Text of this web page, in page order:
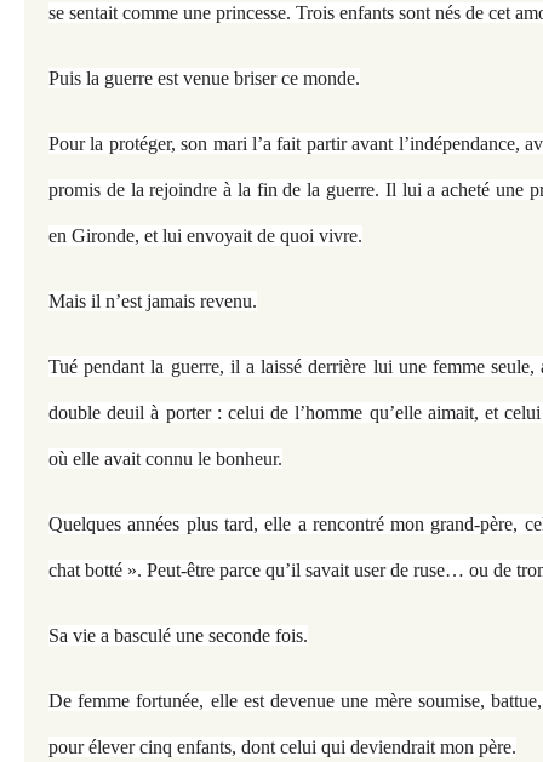
se sentait comme une princesse. Trois enfants sont nés de cet
Puis la guerre est venue briser ce monde.
Pour la protéger, son mari l’a fait partir avant l’indépendance,
promis de la rejoindre à la fin de la guerre. Il lui a acheté une
en Gironde, et lui envoyait de quoi vivre.
Mais il n’est jamais revenu.
Tué pendant la guerre, il a laissé derrière lui une femme seule,
double deuil à porter : celui de l’homme qu’elle aimait, et
où elle avait connu le bonheur.
Quelques années plus tard, elle a rencontré mon grand-père,
chat botté ». Peut-être parce qu’il savait user de ruse… ou de
Sa vie a basculé une seconde fois.
De femme fortunée, elle est devenue une mère soumise,
pour élever cinq enfants, dont celui qui deviendrait mon père.